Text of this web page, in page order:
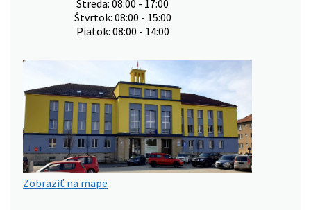
Streda: 08:00 - 17:00
Štvrtok: 08:00 - 15:00
Piatok: 08:00 - 14:00
Zobraziť na mape